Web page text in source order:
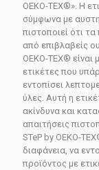
OEKO-TEX®». Η
σύμφωνα με
πιστοποιεί ότι
από επιβλαβείς
OEKO-TEX® είναι
ετικέτες που
εντοπίσει
ύλες. Αυτή η
ακίνδυνα και
απαιτήσεις
STeP by OEKO-
διαφάνεια, να
προϊόντος με